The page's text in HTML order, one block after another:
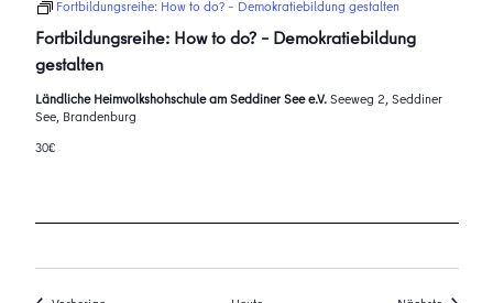
Fortbildungsreihe: How to do? – Demokratiebildung
gestalten
Fortbildungsreihe: How to do? – Demokratiebildung gestalten
Ländliche Heimvolkshohschule am Seddiner See e.V.Seeweg 2, Seddiner
See, Brandenburg
30€